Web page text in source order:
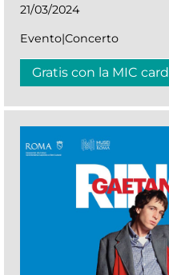
21/03/2024
Evento|Concerto
Gratis con la MIC card